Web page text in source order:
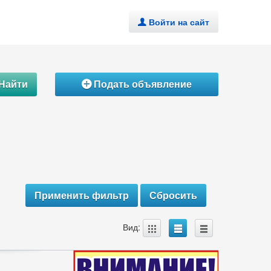
. Войти на сайт
ÁПодать объявление
Вид: A B C